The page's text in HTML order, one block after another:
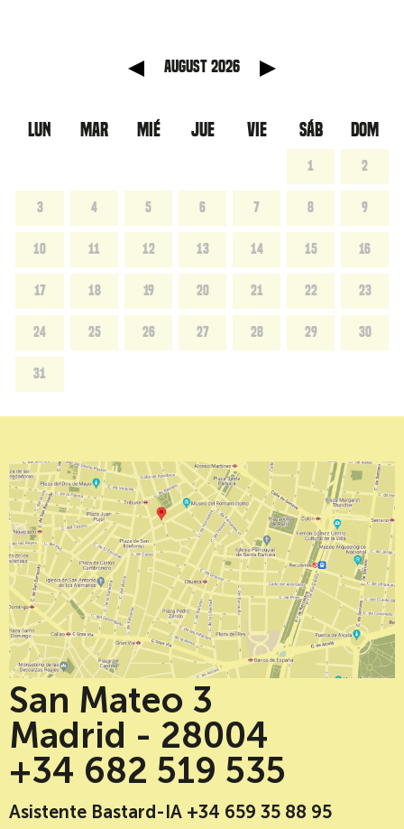
August 2026
LUN MAR MIÉ JUE VIE SÁB DOM
1 2
3 4 5 6 7 8 9
10 11 12 13 14 15 16
17 18 19 20 21 22 23
24 25 26 27 28 29 30
31
San Mateo 3
Madrid - 28004
+34 682 519 535
Asistente Bastard-IA +34 659 35 88 95